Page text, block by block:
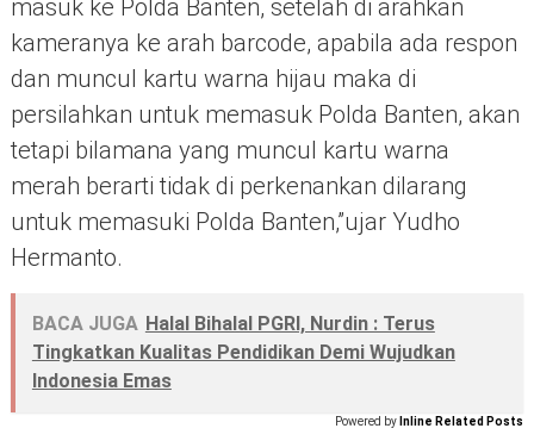
masuk ke Polda Banten, setelah di arahkan
kameranya ke arah barcode, apabila ada respon
dan muncul kartu warna hijau maka di
persilahkan untuk memasuk Polda Banten, akan
tetapi bilamana yang muncul kartu warna
merah berarti tidak di perkenankan dilarang
untuk memasuki Polda Banten,”ujar Yudho
Hermanto.
BACA JUGA Halal Bihalal PGRI, Nurdin : Terus
Tingkatkan Kualitas Pendidikan Demi Wujudkan
Indonesia Emas
Powered by Inline Related Posts